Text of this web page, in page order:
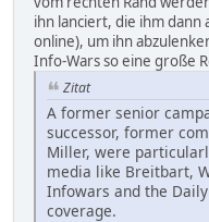
ihn lanciert, die ihm
online), um ihn
Info-Wars so eine große
Zitat
A former senior
successor, former
Miller, were
media like Breitbart,
Infowars and the
coverage.